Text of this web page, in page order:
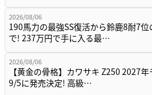
2026/08/06
190馬力の最強SS復活から鈴鹿8耐7位
で! 237万円で手に入る最…
2026/08/06
【黄金の骨格】カワサキ Z250 2027
9/5に発売決定! 高級…